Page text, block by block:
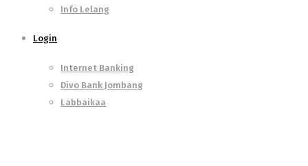
Info Lelang
Login
Internet Banking
Divo Bank Jombang
Labbaikaa